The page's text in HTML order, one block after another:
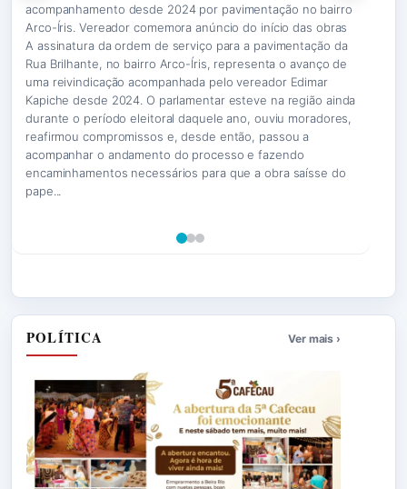
acompanhamento desde 2024 por pavimentação no bairro
Arco-Íris. Vereador comemora anúncio do início das obras
A assinatura da ordem de serviço para a pavimentação da
Rua Brilhante, no bairro Arco-Íris, representa o avanço de
uma reivindicação acompanhada pelo vereador Edimar
Kapiche desde 2024. O parlamentar esteve na região ainda
durante o período eleitoral daquele ano, ouviu moradores,
reafirmou compromissos e, desde então, passou a
acompanhar o andamento do processo e fazendo
encaminhamentos necessários para que a obra saísse do
pape...
Operação usa apenados para apagar pichações de
facções em residenciais populares de Porto Velho
Confúcio Moura desiste de disputar reeleição ao Senado e
POLÍTICA Ver mais ›